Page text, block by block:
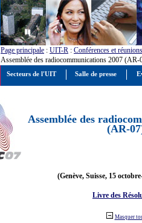
Page principale : UIT-R : Conférences et réunions
Assemblée des radiocommunications 2007 (AR-
Assemblée des
(AR-
(Genève, Suisse, 15
Livre des
Masquer
Secteurs de l'UIT Salle de presse